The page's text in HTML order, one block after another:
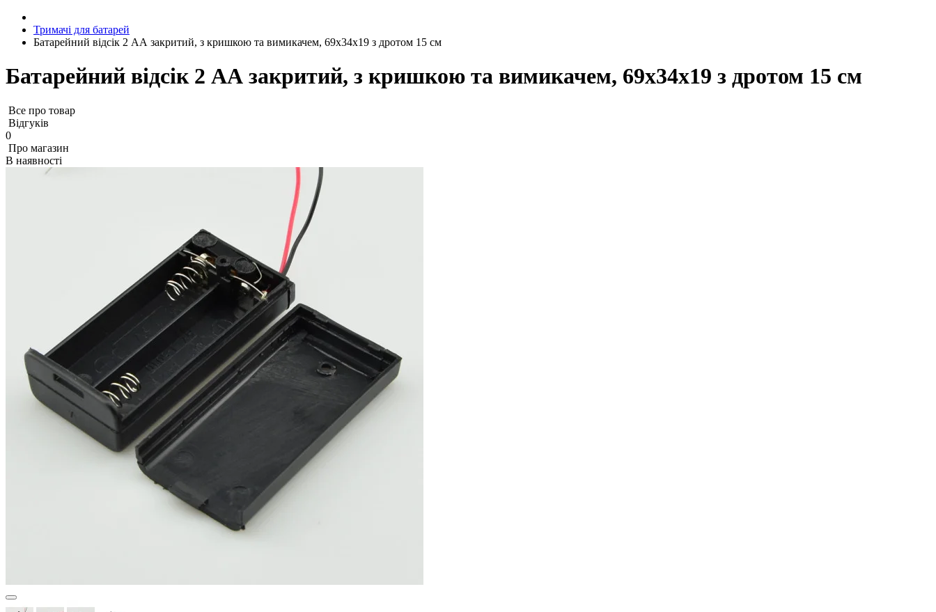
Тримачі для батарей
Батарейний відсік 2 АА закритий, з кришкою та вимикачем, 69x34x19 з дротом 15 см
Батарейний відсік 2 АА закритий, з кришкою та вимикачем, 69x34x19 з дротом 15 см
Все про товар
Відгуків
0
Про магазин
В наявності